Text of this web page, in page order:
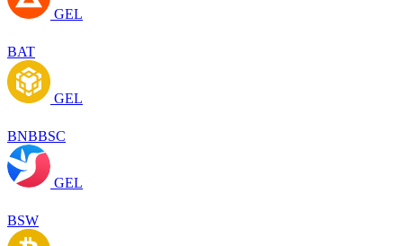
GEL
BAT
GEL
BNBBSC
GEL
BSW